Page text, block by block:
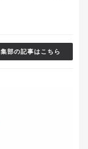
部の記事はこちら